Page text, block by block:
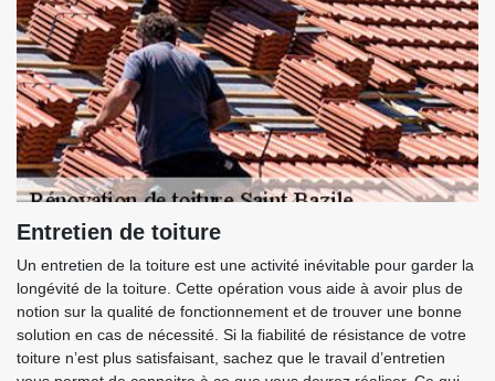
Entretien de toiture
Un entretien de la toiture est une activité inévitable pour garder la
longévité de la toiture. Cette opération vous aide à avoir plus de
notion sur la qualité de fonctionnement et de trouver une bonne
solution en cas de nécessité. Si la fiabilité de résistance de votre
toiture n’est plus satisfaisant, sachez que le travail d’entretien